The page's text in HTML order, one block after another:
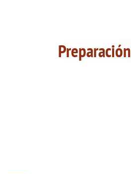
Preparación